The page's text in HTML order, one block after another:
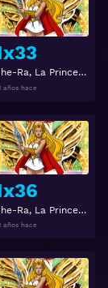
She-Ra, La Princesa del Poder Temporada 1 Capitulo 33
años hace
Ver
She-Ra, La Princesa del Poder Temporada 1 Capitulo 36
años hace
Ver